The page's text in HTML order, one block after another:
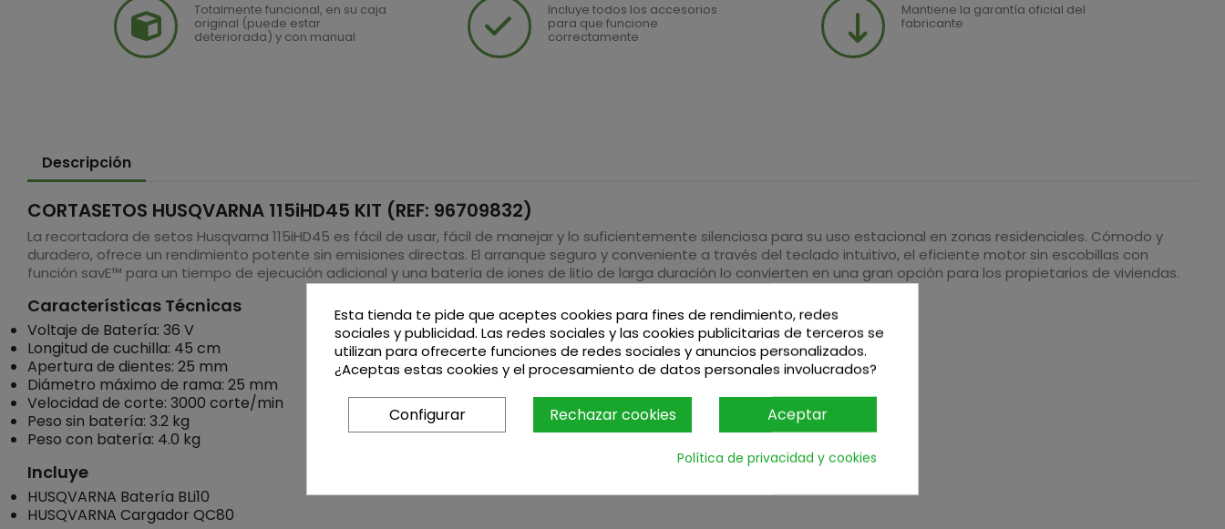
Totalmente funcional, en su caja
original (puede estar
deteriorada) y con manual
Incluye todos los accesorios
para que funcione
correctamente
Mantiene la garantía oficial del
fabricante
Descripción
CORTASETOS HUSQVARNA 115iHD45 KIT (REF: 96709832)
La recortadora de setos Husqvarna 115iHD45 es fácil de usar, fácil de manejar y lo suficientemente silenciosa para su uso estacional en zonas residenciales. Cómodo y
duradero, ofrece un rendimiento potente sin emisiones directas. El arranque seguro y conveniente a través del teclado intuitivo, el eficiente motor sin escobillas con
función savE™ para un tiempo de ejecución adicional y una batería de iones de litio de larga duración lo convierten en una gran opción para los propietarios de viviendas.
Características Técnicas
Voltaje de Batería: 36 V
Longitud de cuchilla: 45 cm
Apertura de dientes: 25 mm
Diámetro máximo de rama: 25 mm
Velocidad de corte: 3000 corte/min
Peso sin batería: 3.2 kg
Peso con batería: 4.0 kg
Incluye
HUSQVARNA Batería BLi10
HUSQVARNA Cargador QC80
Esta tienda te pide que aceptes cookies para fines de rendimiento, redes
sociales y publicidad. Las redes sociales y las cookies publicitarias de terceros se
utilizan para ofrecerte funciones de redes sociales y anuncios personalizados.
¿Aceptas estas cookies y el procesamiento de datos personales involucrados?
Aceptar
Rechazar cookies
Configurar
Política de privacidad y cookies